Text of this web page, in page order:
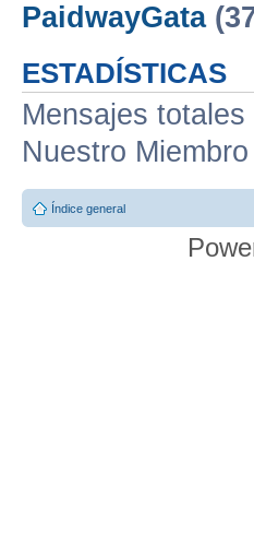
PaidwayGata
ESTADÍSTICAS
Mensajes totales
Nuestro
Índice general